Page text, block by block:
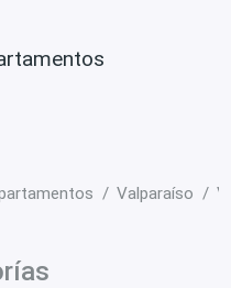
Valparaíso